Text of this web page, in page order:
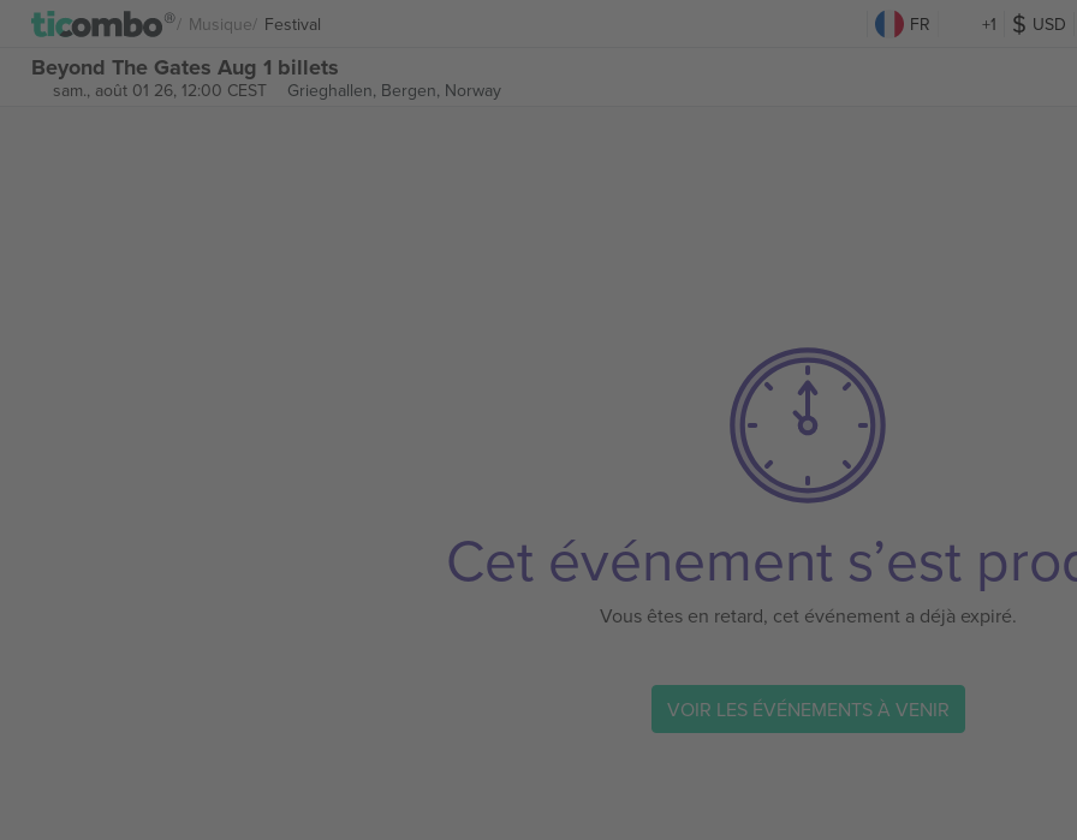
Musique Festival FR +1 USD
Beyond The Gates Aug 1 billets
sam., août 01 26, 12:00 CEST Grieghallen, Bergen, Norway
Cet événement s’est
Vous êtes en retard, cet événement a déjà expiré.
VOIR LES ÉVÉNEMENTS À VENIR